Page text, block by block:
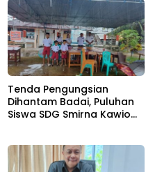
Tenda Pengungsian
Dihantam Badai, Puluhan
Siswa SDG Smirna Kawio